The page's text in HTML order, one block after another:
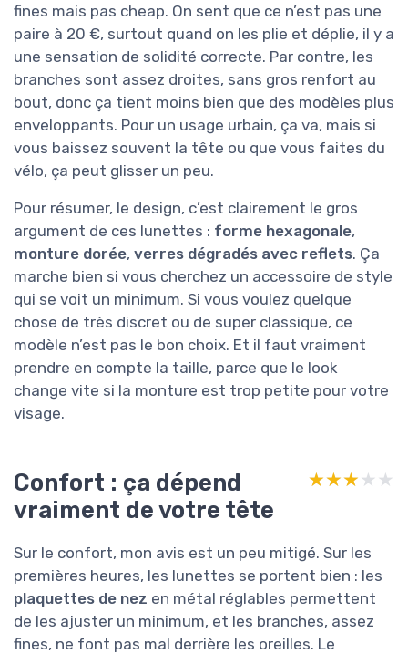
fines mais pas cheap. On sent que ce n’est pas une
paire à 20 €, surtout quand on les plie et déplie, il y a
une sensation de solidité correcte. Par contre, les
branches sont assez droites, sans gros renfort au
bout, donc ça tient moins bien que des modèles plus
enveloppants. Pour un usage urbain, ça va, mais si
vous baissez souvent la tête ou que vous faites du
vélo, ça peut glisser un peu.
Pour résumer, le design, c’est clairement le gros
argument de ces lunettes : forme hexagonale,
monture dorée, verres dégradés avec reflets. Ça
marche bien si vous cherchez un accessoire de style
qui se voit un minimum. Si vous voulez quelque
chose de très discret ou de super classique, ce
modèle n’est pas le bon choix. Et il faut vraiment
prendre en compte la taille, parce que le look
change vite si la monture est trop petite pour votre
visage.
Confort : ça dépend
vraiment de votre tête
★★★★★
★★★★★
Sur le confort, mon avis est un peu mitigé. Sur les
premières heures, les lunettes se portent bien : les
plaquettes de nez en métal réglables permettent
de les ajuster un minimum, et les branches, assez
fines, ne font pas mal derrière les oreilles. Le